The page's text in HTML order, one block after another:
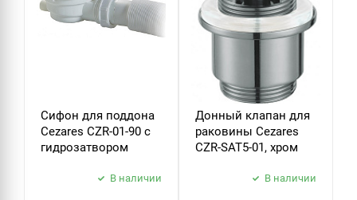
Сифон для поддона
Cezares CZR-01-90 с
гидрозатвором
В наличии
Донный клапан для
раковины Cezares
CZR-SAT5-01, хром
В наличии